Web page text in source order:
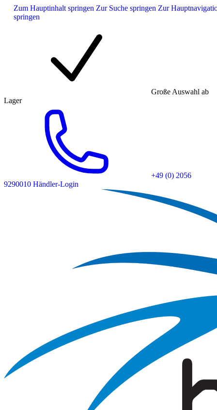
Zum Hauptinhalt springen Zur Suche springen Zur
springen
Große Auswahl ab
Lager
+49 (0) 2056
9290010 Händler-Login